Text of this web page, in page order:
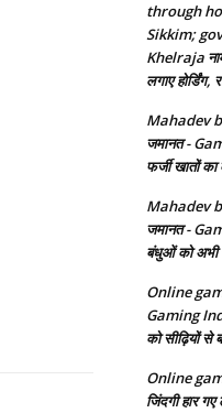
through
Sikkim;
Khelraja
लगाए
Mahadev
जमानत -
फर्जी खातों
Mahadev
जमानत -
बंधुओं को अभी
Online
Gaming
को सीढ़ियों से
Online
जिंदगी हार